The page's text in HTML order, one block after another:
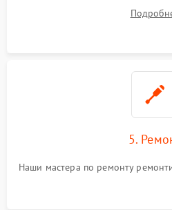
5.
Наши мастера по ремонту